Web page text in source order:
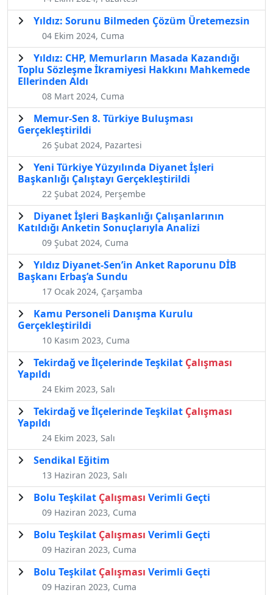
Yıldız: Sorunu Bilmeden Çözüm Üretemezsin
04 Ekim 2024, Cuma
Yıldız: CHP, Memurların Masada Kazandığı
Toplu Sözleşme İkramiyesi Hakkını Mahkemede
Ellerinden Aldı
08 Mart 2024, Cuma
Memur-Sen 8. Türkiye Buluşması
Gerçekleştirildi
26 Şubat 2024, Pazartesi
Yeni Türkiye Yüzyılında Diyanet İşleri
Başkanlığı Çalıştayı Gerçekleştirildi
22 Şubat 2024, Perşembe
Diyanet İşleri Başkanlığı Çalışanlarının
Katıldığı Anketin Sonuçlarıyla Analizi
09 Şubat 2024, Cuma
Yıldız Diyanet-Sen’in Anket Raporunu DİB
Başkanı Erbaş’a Sundu
17 Ocak 2024, Çarşamba
Kamu Personeli Danışma Kurulu
Gerçekleştirildi
10 Kasım 2023, Cuma
Tekirdağ ve İlçelerinde Teşkilat Çalışması
Yapıldı
24 Ekim 2023, Salı
Tekirdağ ve İlçelerinde Teşkilat Çalışması
Yapıldı
24 Ekim 2023, Salı
Sendikal Eğitim
13 Haziran 2023, Salı
Bolu Teşkilat Çalışması Verimli Geçti
09 Haziran 2023, Cuma
Bolu Teşkilat Çalışması Verimli Geçti
09 Haziran 2023, Cuma
Bolu Teşkilat Çalışması Verimli Geçti
09 Haziran 2023, Cuma